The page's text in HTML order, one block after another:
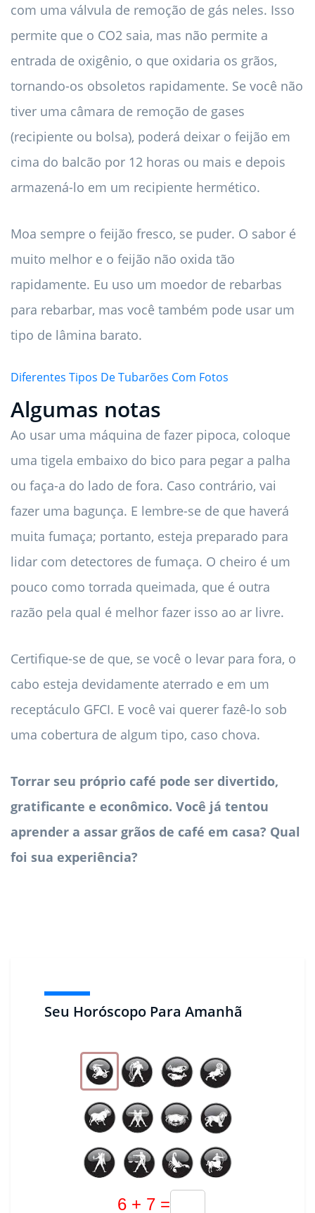
Seu Horóscopo Para Amanhã
com uma válvula de remoção de gás neles. Isso
permite que o CO2 saia, mas não permite a
entrada de oxigênio, o que oxidaria os grãos,
tornando-os obsoletos rapidamente. Se você não
tiver uma câmara de remoção de gases
(recipiente ou bolsa), poderá deixar o feijão em
cima do balcão por 12 horas ou mais e depois
armazená-lo em um recipiente hermético.
Moa sempre o feijão fresco, se puder. O sabor é
muito melhor e o feijão não oxida tão
rapidamente. Eu uso um moedor de rebarbas
para rebarbar, mas você também pode usar um
tipo de lâmina barato.
Diferentes Tipos De Tubarões Com Fotos
Algumas notas
Ao usar uma máquina de fazer pipoca, coloque
uma tigela embaixo do bico para pegar a palha
ou faça-a do lado de fora. Caso contrário, vai
fazer uma bagunça. E lembre-se de que haverá
muita fumaça; portanto, esteja preparado para
lidar com detectores de fumaça. O cheiro é um
pouco como torrada queimada, que é outra
razão pela qual é melhor fazer isso ao ar livre.
Certifique-se de que, se você o levar para fora, o
cabo esteja devidamente aterrado e em um
receptáculo GFCI. E você vai querer fazê-lo sob
uma cobertura de algum tipo, caso chova.
Torrar seu próprio café pode ser divertido,
gratificante e econômico. Você já tentou
aprender a assar grãos de café em casa? Qual
foi sua experiência?